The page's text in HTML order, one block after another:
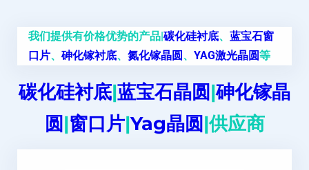
我们提供有价格优势的产品|碳化硅衬底、 蓝宝石窗
口片、 砷化镓衬底、 氮化镓晶圆、 YAG激光晶圆等
碳化硅衬底|蓝宝石晶圆|砷化镓晶
圆|窗口片|Yag晶圆|供应商